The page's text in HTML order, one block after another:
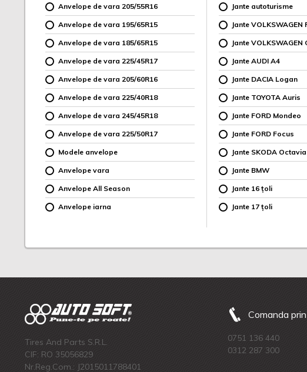
Anvelope de vara 205/55R16
Anvelope de vara 195/65R15
Anvelope de vara 185/65R15
Anvelope de vara 225/45R17
Anvelope de vara 205/60R16
Anvelope de vara 225/40R18
Anvelope de vara 245/45R18
Anvelope de vara 225/50R17
Modele anvelope
Anvelope vara
Anvelope All Season
Anvelope iarna
Jante autoturisme
Jante VOLKSWAGEN
Jante VOLKSWAGEN
Jante AUDI A4
Jante DACIA Logan
Jante TOYOTA Auris
Jante FORD Mondeo
Jante FORD Focus
Jante SKODA
Jante BMW
Jante 16 țoli
Jante 17 țoli
Tires And Parts S.R.L.
CIF: RO 35056829
Nr.Reg.Com.: J2015011788401
Comanda
0751 136 440
0312 287 300